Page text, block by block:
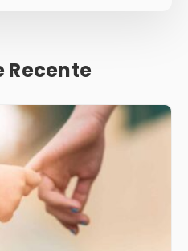
Recente